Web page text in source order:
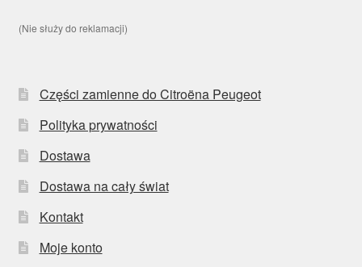
(Nie służy do reklamacji)
Części zamienne do Citroëna Peugeot
Polityka prywatności
Dostawa
Dostawa na cały świat
Kontakt
Moje konto